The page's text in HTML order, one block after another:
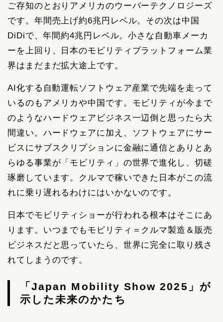
ご存知のとおりアメリカのウーバーテクノロジーズ
です。年間売上げ約6兆円レベル。その次は中国
DiDiで、年間約4兆円レベル。小さな自動車メーカ
ーを上回り、日本のモビリティプラットフォーム業
界はまだまだ拡大途上です。
AI化する自動運転ソフトウェア産業で先端を走って
いるのもアメリカや中国です。モビリティが今まで
のようなハードウェアビジネス一辺倒と思ったら大
間違い。ハードウェアに加え、ソフトウェアにサー
ビスにサブスクリプションに金融に通信とありとあ
らゆる事業が「モビリティ」の世界で進化し、切磋
琢磨しています。クルマで稼いできた日本がこの流
れに乗り遅れるわけにはいかないのです。
日本でモビリティショーが行われる根本はそこにあ
ります。いつまでもモビリティ＝クルマ製造＆販売
ビジネスだと思っていたら、世界に完全に取り残さ
れてしまうのです。
「Japan Mobility Show 2025」が
示した未来のかたち